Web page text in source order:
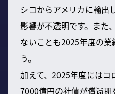
シコからアメリカに輸出
影響が不透明です。また
ないことも2025年度の
う。
加えて、2025年度には
7000億円の社債が償還期